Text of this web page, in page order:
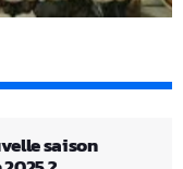
saison